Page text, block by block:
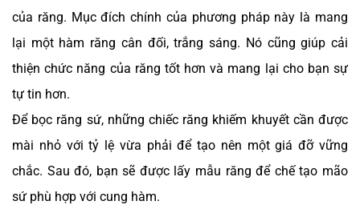
của răng. Mục đích chính của phương pháp này là mang
lại một hàm răng cân đối, trắng sáng. Nó cũng giúp cải
thiện chức năng của răng tốt hơn và mang lại cho bạn sự
tự tin hơn.
Để bọc răng sứ, những chiếc răng khiếm khuyết cần được
mài nhỏ với tỷ lệ vừa phải để tạo nên một giá đỡ vững
chắc. Sau đó, bạn sẽ được lấy mẫu răng để chế tạo mão
sứ phù hợp với cung hàm.